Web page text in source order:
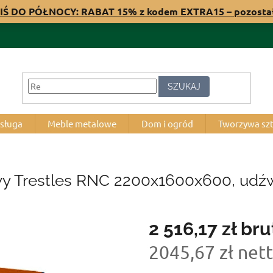
DO PÓŁNOCY: RABAT 15% z kodem EXTRA15 –
SZUKAJ
Meble metalowe Dom i ogród Tworzywa
Trestles RNC 2200x1600x600,
2 516,17 zł
2045,67 zł